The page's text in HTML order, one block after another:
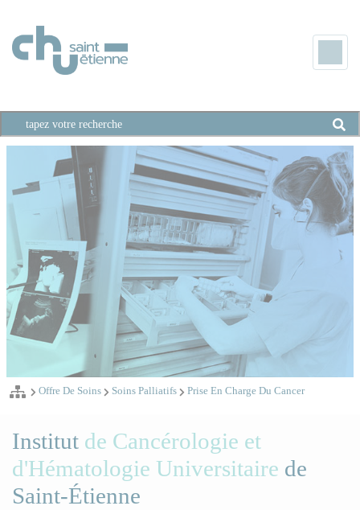
Offre De Soins Soins Palliatifs Prise En Charge Du Cancer
Institut de Cancérologie et
d'Hématologie Universitaire de
Saint-Étienne